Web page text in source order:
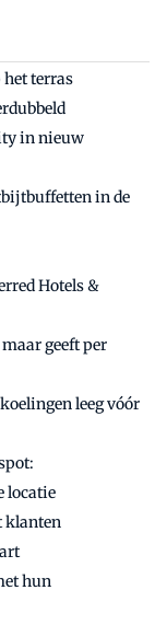
het terras
in nieuw
in de
Hotels &
geeft per
leeg vóór
locatie
klanten
hun